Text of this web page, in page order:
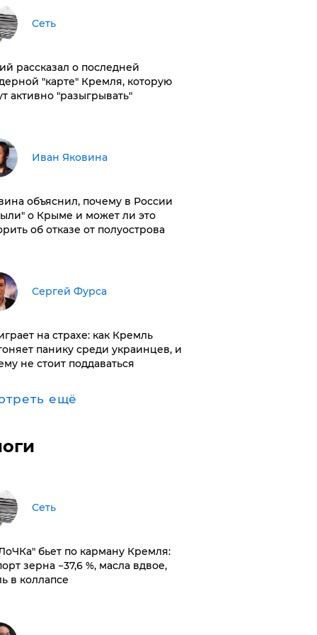
Сеть
рассказал о последней
"карте" Кремля, которую
активно "разыгрывать"
Иван Яковина
объяснил, почему в России
о Крыме и может ли это
об отказе от полуострова
Сергей Фурса
на страхе: как Кремль
панику среди украинцев, и
не стоит поддаваться
ещё
Сеть
бьет по карману Кремля:
зерна −37,6 %, масла вдвое,
в коллапсе